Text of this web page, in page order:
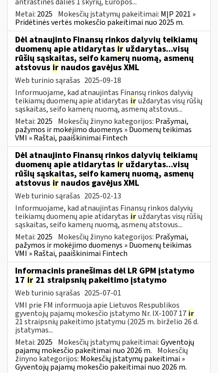
Metai: 2025 Mokesčių įstatymų pakeitimai: MĮP 2021 »
Pridėtinės vertės mokesčio pakeitimai nuo 2025 m.
Dėl atnaujinto Finansų rinkos dalyvių teikiamų
duomenų apie atidarytas ir uždarytas...visų
rūšių sąskaitas, seifo kamerų nuomą, asmenų
atstovus ir naudos gavėjus XML
Web turinio sąrašas 2025-09-18
Informuojame, kad atnaujintas Finansų rinkos dalyvių
teikiamų duomenų apie atidarytas iruždarytas visų rūšių
sąskaitas, seifo kamerų nuomą, asmenų atstovus...
Metai: 2025 Mokesčių žinyno kategorijos: Prašymai,
pažymos ir mokėjimo duomenys » Duomenų teikimas
VMI » Raštai, paaiškinimai Fintech
Dėl atnaujinto Finansų rinkos dalyvių teikiamų
duomenų apie atidarytas ir uždarytas...visų
rūšių sąskaitas, seifo kamerų nuomą, asmenų
atstovus ir naudos gavėjus XML
Web turinio sąrašas 2025-02-13
Informuojame, kad atnaujintas Finansų rinkos dalyvių
teikiamų duomenų apie atidarytas iruždarytas visų rūšių
sąskaitas, seifo kamerų nuomą, asmenų atstovus...
Metai: 2025 Mokesčių žinyno kategorijos: Prašymai,
pažymos ir mokėjimo duomenys » Duomenų teikimas
VMI » Raštai, paaiškinimai Fintech
Informacinis pranešimas dėl LR GPM įstatymo
17 ir 21 straipsnių pakeitimo įstatymo
Web turinio sąrašas 2025-07-01
VMI prie FM informuoja apie Lietuvos Respublikos
gyventojų pajamų mokesčio įstatymo Nr. IX-1007 17 ir
21 straipsnių pakeitimo įstatymu (2025 m. birželio 26 d.
įstatymas...
Metai: 2025 Mokesčių įstatymų pakeitimai:Gyventojų
pajamų mokesčio pakeitimai nuo 2026 m. Mokesčių
žinyno kategorijos: Mokesčių įstatymų pakeitimai »
Gyventojų pajamų mokesčio pakeitimai nuo 2026 m.